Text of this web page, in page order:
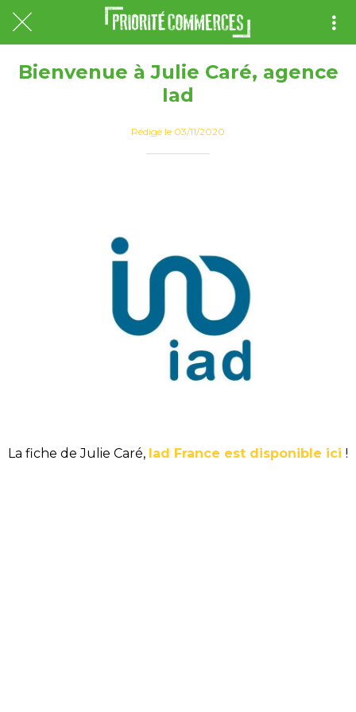
Bienvenue à Julie Caré, agence
Iad
Rédigé le 03/11/2020
La fiche de Julie Caré, Iad France est disponible ici !